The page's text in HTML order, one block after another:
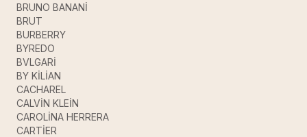
BRUNO BANANİ
BRUT
BURBERRY
BYREDO
BVLGARİ
BY KİLİAN
CACHAREL
CALVİN KLEİN
CAROLİNA HERRERA
CARTİER